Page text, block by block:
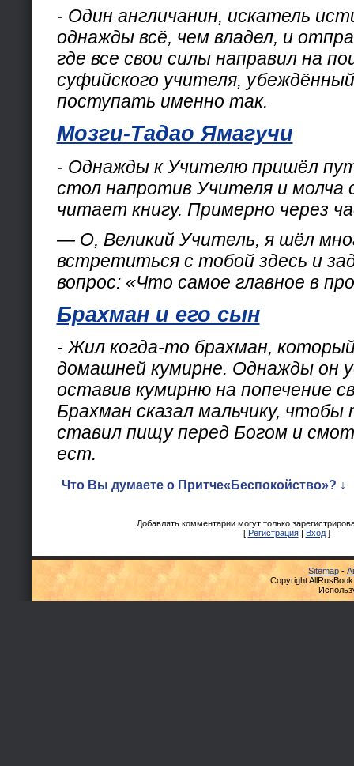
- Один англичанин, искатель
однажды всё, чем владел, и
где все свои силы направил на
суфийского учителя,
поступать именно так.
Мозги-Тадао Ямагучи
- Однажды к Учителю пришёл
стол напротив Учителя и
читает книгу. Примерно через
— О, Великий Учитель, я шёл
встретиться с тобой здесь и
вопрос: «Что самое главное в
Брахман и его сын
- Жил когда-то брахман,
домашней кумирне. Однажды он
оставив кумирню на попечение
Брахман сказал мальчику,
ставил пищу перед Богом и
ест.
Что Вы думаете о Притче«Беспокойство»? ↓
Добавлять комментарии могут только
[ Регистрация| Вход]
Sitemap-
Copyright